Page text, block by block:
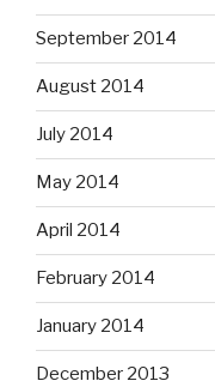
September 2014
August 2014
July 2014
May 2014
April 2014
February 2014
January 2014
December 2013